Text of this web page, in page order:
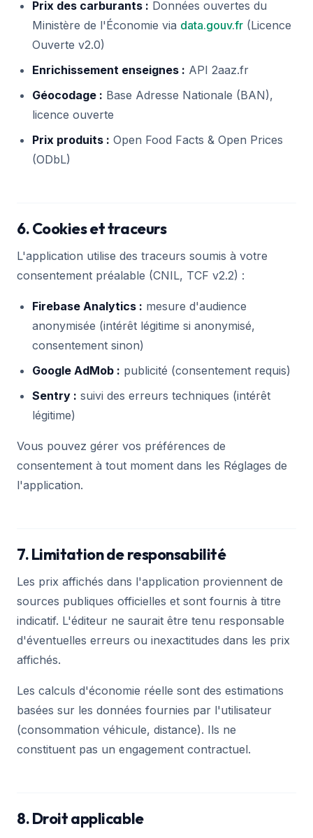
Prix des carburants : Données ouvertes du
Ministère de l'Économie via data.gouv.fr (Licence
Ouverte v2.0)
Enrichissement enseignes : API 2aaz.fr
Géocodage : Base Adresse Nationale (BAN),
licence ouverte
Prix produits : Open Food Facts & Open Prices
(ODbL)
6. Cookies et traceurs
L'application utilise des traceurs soumis à votre
consentement préalable (CNIL, TCF v2.2) :
Firebase Analytics : mesure d'audience
anonymisée (intérêt légitime si anonymisé,
consentement sinon)
Google AdMob : publicité (consentement requis)
Sentry : suivi des erreurs techniques (intérêt
légitime)
Vous pouvez gérer vos préférences de
consentement à tout moment dans les Réglages de
l'application.
7. Limitation de responsabilité
Les prix affichés dans l'application proviennent de
sources publiques officielles et sont fournis à titre
indicatif. L'éditeur ne saurait être tenu responsable
d'éventuelles erreurs ou inexactitudes dans les prix
affichés.
Les calculs d'économie réelle sont des estimations
basées sur les données fournies par l'utilisateur
(consommation véhicule, distance). Ils ne
constituent pas un engagement contractuel.
8. Droit applicable